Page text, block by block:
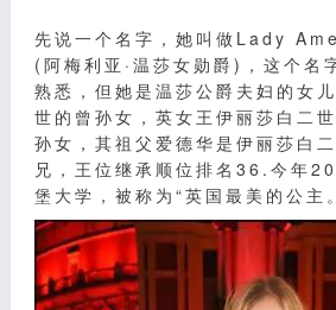
先说一个名字，她叫做Lady
(阿梅利亚·温莎女勋爵)，这个名
熟悉，但她是温莎公爵夫妇的女
世的曾孙女，英女王伊丽莎白二
孙女，其祖父爱德华是伊丽莎白
兄，王位继承顺位排名36.今年
堡大学，被称为“英国最美的公主